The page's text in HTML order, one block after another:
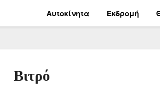
Αυτοκίνητα Εκδρομή
Βιτρό